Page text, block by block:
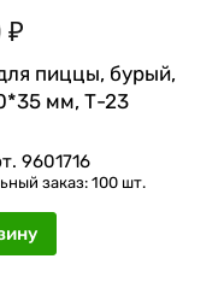
₽
пиццы, бурый,
мм, Т-23
9601716
заказ: 100 шт.